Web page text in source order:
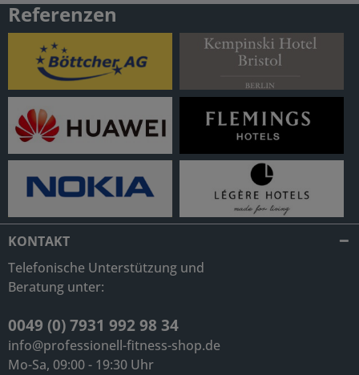
Referenzen
KONTAKT
Telefonische Unterstützung und
Beratung unter:
0049 (0) 7931 992 98 34
info@professionell-fitness-shop.de
Mo-Sa, 09:00 - 19:30 Uhr